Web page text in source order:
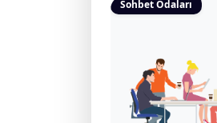
Sohbet Odaları